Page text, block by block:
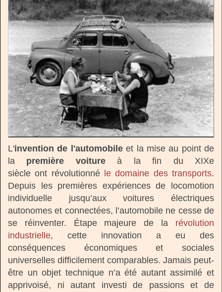
L'invention de l'automobileet la mise au point de
la première voitureà la fin du XIXe
siècle ont révolutionné le domaine des transports.
Depuis les premières expériences de locomotion
individuelle jusqu’aux voitures électriques
autonomes et connectées, l’automobile ne cesse de
se réinventer. Étape majeure de la révolution
industrielle, cette innovation a eu des
conséquences économiques et sociales
universelles difficilement comparables. Jamais peut-
être un objet technique n’a été autant assimilé et
apprivoisé, ni autant investi de passions et de